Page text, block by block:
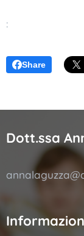
:
Share
Dott.ssa